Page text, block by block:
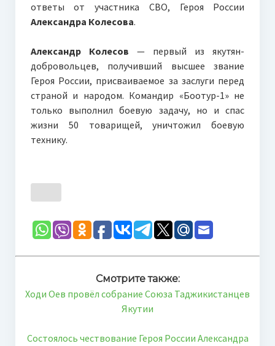
ответы от участника СВО, Героя России
Александра Колесова.
Александр Колесов — первый из якутян-
добровольцев, получивший высшее звание
Героя России, присваиваемое за заслуги перед
страной и народом. Командир «Боотур-1» не
только выполнил боевую задачу, но и спас
жизни 50 товарищей, уничтожил боевую
технику.
Смотрите также:
Ходи Оев провёл собрание Союза Таджикистанцев
Якутии
Состоялось чествование Героя России Александра